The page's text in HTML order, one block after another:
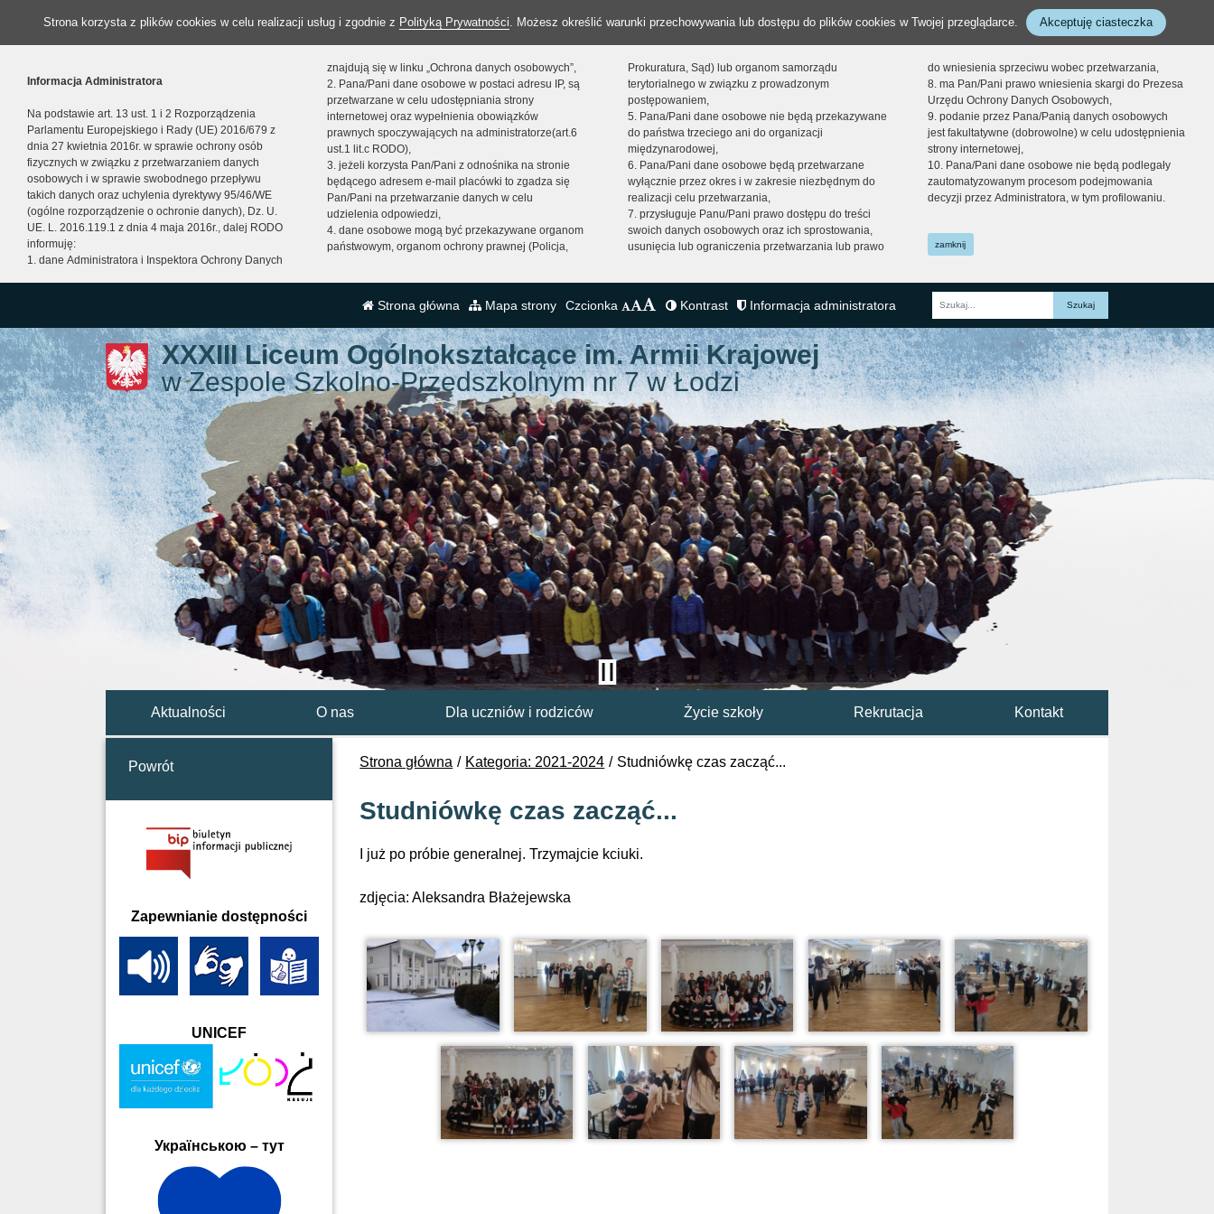
Strona korzysta z plików cookies w celu realizacji usług i zgodnie z Polityką Prywatności. Możesz określić warunki przechowywania lub dostępu do plików cookies w Twojej przeglądarce. Akceptuję ciasteczka
Informacja Administratora
Na podstawie art. 13 ust. 1 i 2 Rozporządzenia
Parlamentu Europejskiego i Rady (UE) 2016/679 z
dnia 27 kwietnia 2016r. w sprawie ochrony osób
fizycznych w związku z przetwarzaniem danych
osobowych i w sprawie swobodnego przepływu
takich danych oraz uchylenia dyrektywy 95/46/WE
(ogólne rozporządzenie o ochronie danych), Dz. U.
UE. L. 2016.119.1 z dnia 4 maja 2016r., dalej RODO
informuję:
1. dane Administratora i Inspektora Ochrony Danych
znajdują się w linku „Ochrona danych osobowych”,
2. Pana/Pani dane osobowe w postaci adresu IP, są
przetwarzane w celu udostępniania strony
internetowej oraz wypełnienia obowiązków
prawnych spoczywających na administratorze(art.6
ust.1 lit.c RODO),
3. jeżeli korzysta Pan/Pani z odnośnika na stronie
będącego adresem e-mail placówki to zgadza się
Pan/Pani na przetwarzanie danych w celu
udzielenia odpowiedzi,
4. dane osobowe mogą być przekazywane organom
państwowym, organom ochrony prawnej (Policja,
Prokuratura, Sąd) lub organom samorządu
terytorialnego w związku z prowadzonym
postępowaniem,
5. Pana/Pani dane osobowe nie będą przekazywane
do państwa trzeciego ani do organizacji
międzynarodowej,
6. Pana/Pani dane osobowe będą przetwarzane
wyłącznie przez okres i w zakresie niezbędnym do
realizacji celu przetwarzania,
7. przysługuje Panu/Pani prawo dostępu do treści
swoich danych osobowych oraz ich sprostowania,
usunięcia lub ograniczenia przetwarzania lub prawo
do wniesienia sprzeciwu wobec przetwarzania,
8. ma Pan/Pani prawo wniesienia skargi do Prezesa
Urzędu Ochrony Danych Osobowych,
9. podanie przez Pana/Panią danych osobowych
jest fakultatywne (dobrowolne) w celu udostępnienia
strony internetowej,
10. Pana/Pani dane osobowe nie będą podlegały
zautomatyzowanym procesom podejmowania
decyzji przez Administratora, w tym profilowaniu.
zamknij
Strona główna Mapa strony Czcionka Kontrast Informacja administratora
Fraza
XXXIII Liceum Ogólnokształcąceim. Armii Krajowej
w Zespole Szkolno-Przedszkolnym nr 7 w Łodzi
Aktualności O nas Dla uczniów i rodziców Życie szkoły Rekrutacja Kontakt
Strona główna Kategoria: 2021-2024 Studniówkę czas zacząć...
Studniówkę czas zacząć...
I już po próbie generalnej. Trzymajcie kciuki.
zdjęcia: Aleksandra Błażejewska
Powrót
Zapewnianie dostępności
UNICEF
Українською – тут